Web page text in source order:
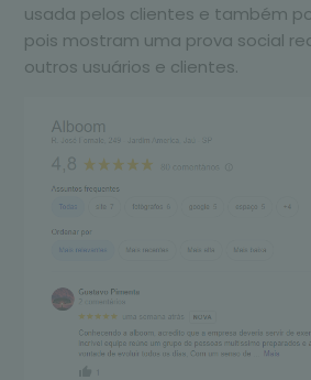
usada pelos clientes e também
pois mostram uma prova social
outros usuários e clientes.